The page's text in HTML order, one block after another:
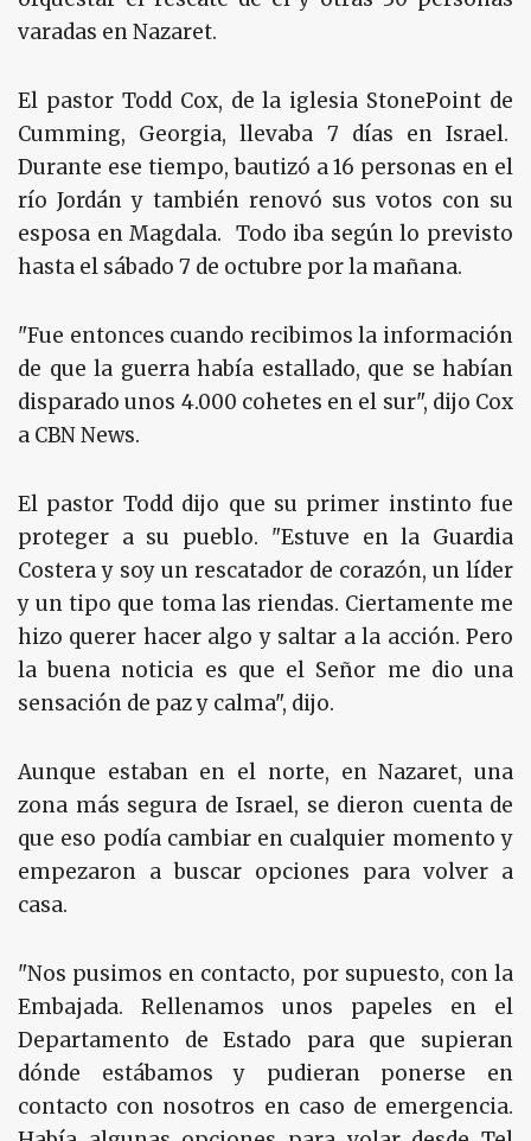
varadas en Nazaret.
El pastor Todd Cox, de la iglesia StonePoint de
Cumming, Georgia, llevaba 7 días en Israel.
Durante ese tiempo, bautizó a 16 personas en el
río Jordán y también renovó sus votos con su
esposa en Magdala. Todo iba según lo previsto
hasta el sábado 7 de octubre por la mañana.
"Fue entonces cuando recibimos la información
de que la guerra había estallado, que se habían
disparado unos 4.000 cohetes en el sur", dijo Cox
a CBN News.
El pastor Todd dijo que su primer instinto fue
proteger a su pueblo. "Estuve en la Guardia
Costera y soy un rescatador de corazón, un líder
y un tipo que toma las riendas. Ciertamente me
hizo querer hacer algo y saltar a la acción. Pero
la buena noticia es que el Señor me dio una
sensación de paz y calma", dijo.
Aunque estaban en el norte, en Nazaret, una
zona más segura de Israel, se dieron cuenta de
que eso podía cambiar en cualquier momento y
empezaron a buscar opciones para volver a
casa.
"Nos pusimos en contacto, por supuesto, con la
Embajada. Rellenamos unos papeles en el
Departamento de Estado para que supieran
dónde estábamos y pudieran ponerse en
contacto con nosotros en caso de emergencia.